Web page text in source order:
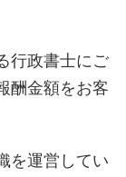
行政書士にご
酬金額をお客
を運営してい